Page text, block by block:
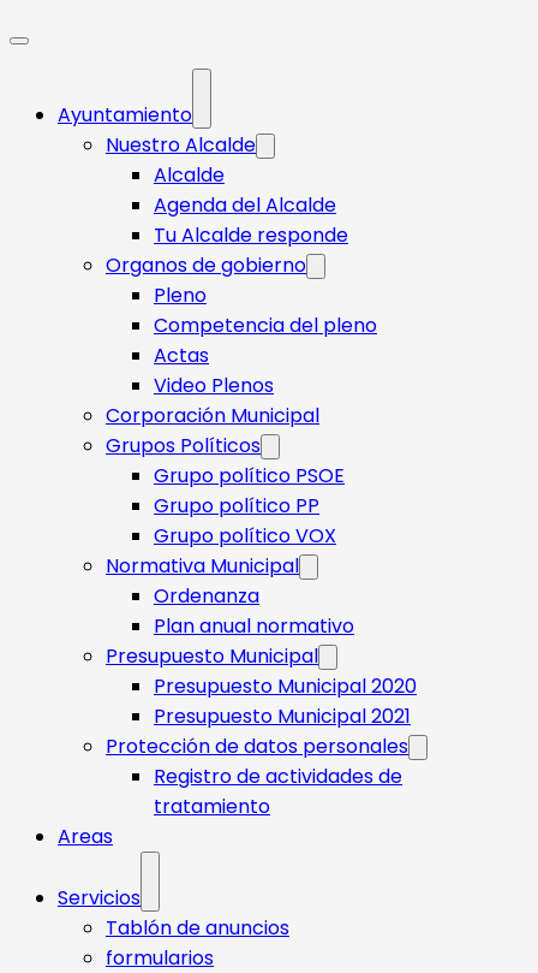
Ayuntamiento
Nuestro Alcalde
Alcalde
Agenda del Alcalde
Tu Alcalde responde​
Organos de gobierno
Pleno
Competencia del pleno
Actas
Video Plenos
Corporación Municipal
Grupos Políticos
Grupo político PSOE
Grupo político PP
Grupo político VOX
Normativa Municipal
Ordenanza
Plan anual normativo
Presupuesto Municipal
Presupuesto Municipal 2020
Presupuesto Municipal 2021
Protección de datos personales
Registro de actividades de
tratamiento
Areas
Servicios
Tablón de anuncios
formularios